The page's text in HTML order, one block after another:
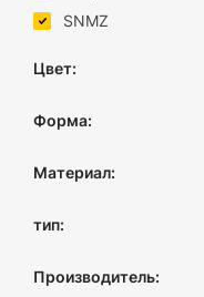
SNMZ
Цвет:
Серый
Бордовый
Форма:
Прямоугольная
Материал:
Силикон
тип:
В ящик
Производитель: